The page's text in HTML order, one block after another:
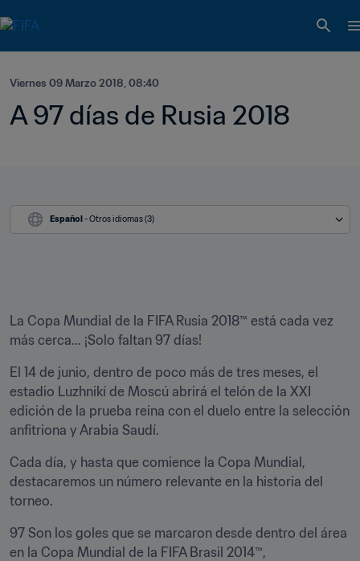
Viernes 09 Marzo 2018, 08:40
A 97 días de Rusia 2018
Español - Otros idiomas (3)
La Copa Mundial de la FIFA Rusia 2018™ está cada vez
más cerca... ¡Solo faltan 97 días!
El 14 de junio, dentro de poco más de tres meses, el
estadio Luzhnikí de Moscú abrirá el telón de la XXI
edición de la prueba reina con el duelo entre la selección
anfitriona y Arabia Saudí.
Cada día, y hasta que comience la Copa Mundial,
destacaremos un número relevante en la historia del
torneo.
97 Son los goles que se marcaron desde dentro del área
en la Copa Mundial de la FIFA Brasil 2014™,